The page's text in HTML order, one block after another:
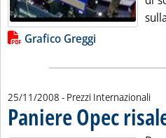
Lista allegati PDF alla
Grafico Greggi
25/11/2008 - Prezzi Internazionali
Paniere Opec